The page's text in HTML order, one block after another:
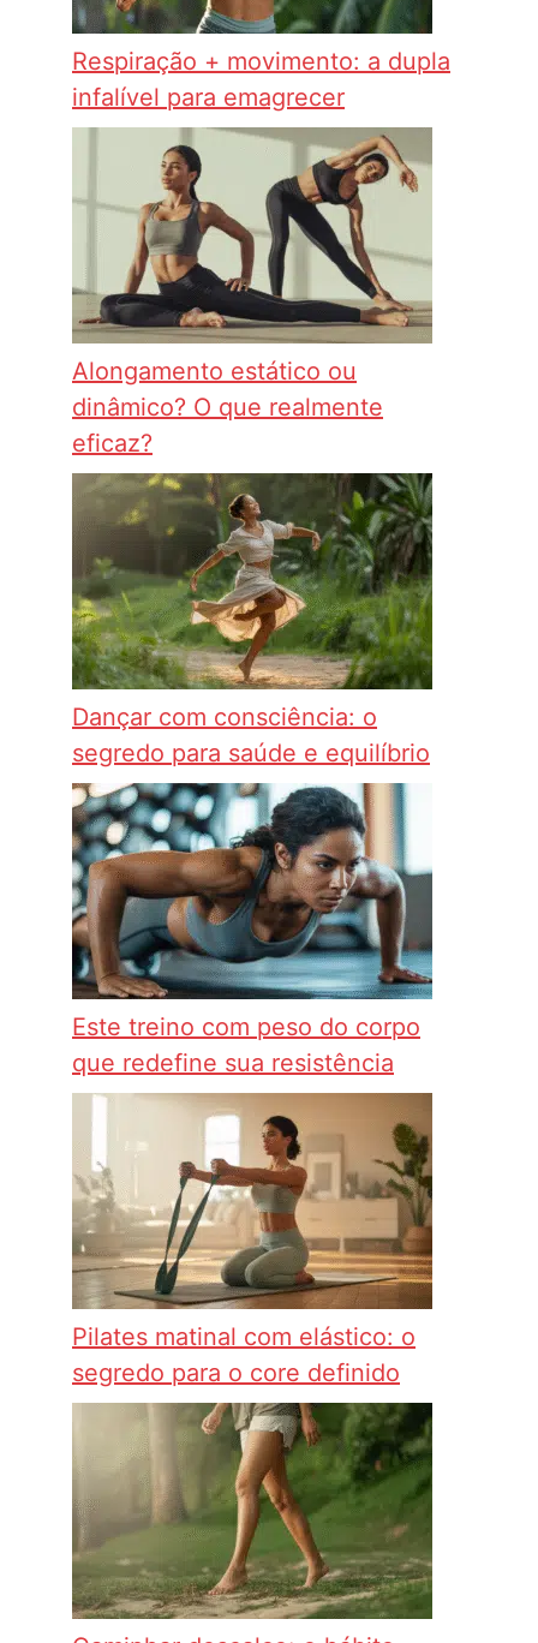
Respiração + movimento: a dupla
infalível para emagrecer
Alongamento estático ou
dinâmico? O que realmente
eficaz?
Dançar com consciência: o
segredo para saúde e equilíbrio
Este treino com peso do corpo
que redefine sua resistência
Pilates matinal com elástico: o
segredo para o core definido